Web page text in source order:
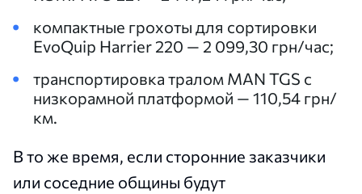
компактные грохоты для сортировки
EvoQuip Harrier 220 — 2 099,30 грн/час;
транспортировка тралом MAN TGS с
низкорамной платформой — 110,54 грн/
км.
В то же время, если сторонние заказчики
или соседние общины будут